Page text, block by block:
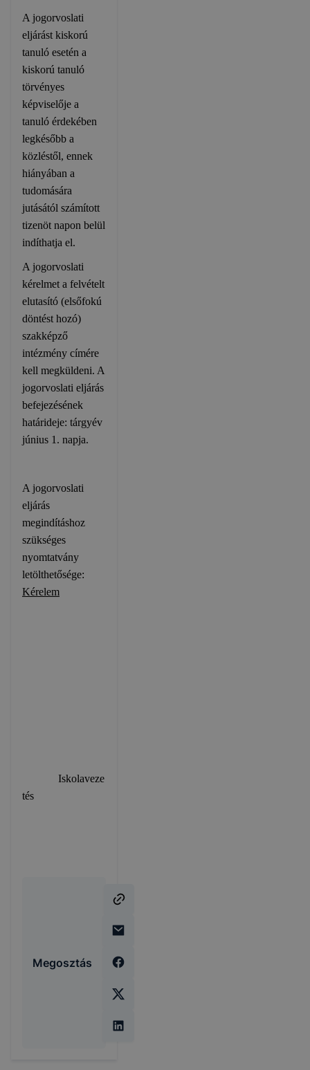
A jogorvoslati
eljárást kiskorú
tanuló esetén a
kiskorú tanuló
törvényes
képviselője a
tanuló érdekében
legkésőbb a
közléstől, ennek
hiányában a
tudomására
jutásától számított
tizenöt napon belül
indíthatja el.
A jogorvoslati
kérelmet a felvételt
elutasító (elsőfokú
döntést hozó)
szakképző
intézmény címére
kell megküldeni. A
jogorvoslati eljárás
befejezésének
határideje: tárgyév
június 1. napja.
A jogorvoslati
eljárás
megindításhoz
szükséges
nyomtatvány
letölthetősége:
Kérelem
Iskolaveze
tés
Megosztás